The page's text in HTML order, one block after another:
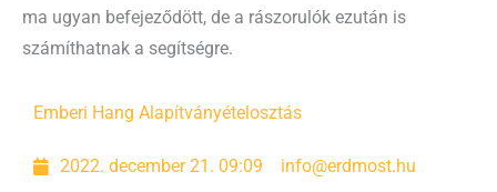
ma ugyan befejeződött, de a rászorulók ezután is
számíthatnak a segítségre.
Emberi Hang Alapítványételosztás
2022. december 21. 09:09 info@erdmost.hu